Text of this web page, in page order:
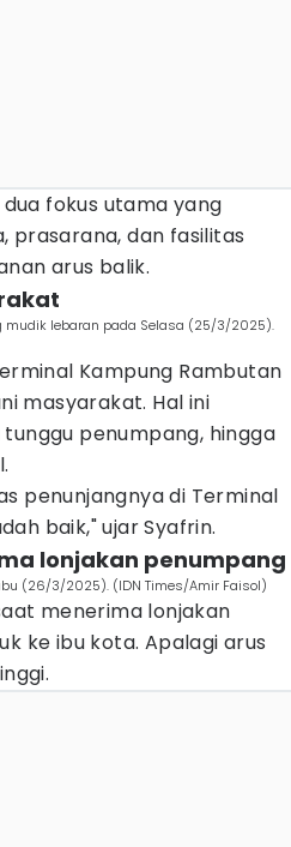
fokus utama yang
prasarana, dan fasilitas
arus balik.
mudik lebaran pada Selasa (25/3/2025).
Kampung Rambutan
masyarakat. Hal ini
penumpang, hingga
penunjangnya di Terminal
baik," ujar Syafrin.
lonjakan penumpang
(26/3/2025). (IDN Times/Amir Faisol)
menerima lonjakan
ke ibu kota. Apalagi arus